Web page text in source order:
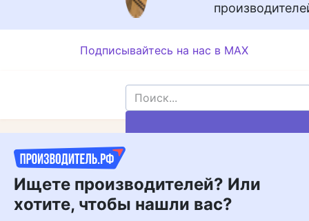
Подписывайтесь на нас в MAX
Подписывайтесь
на нас в MAX
Ищете производителей? Или
хотите, чтобы нашли вас?